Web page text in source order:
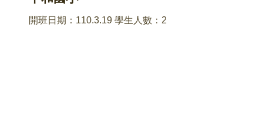
開班日期：110.3.19 學生人數：2